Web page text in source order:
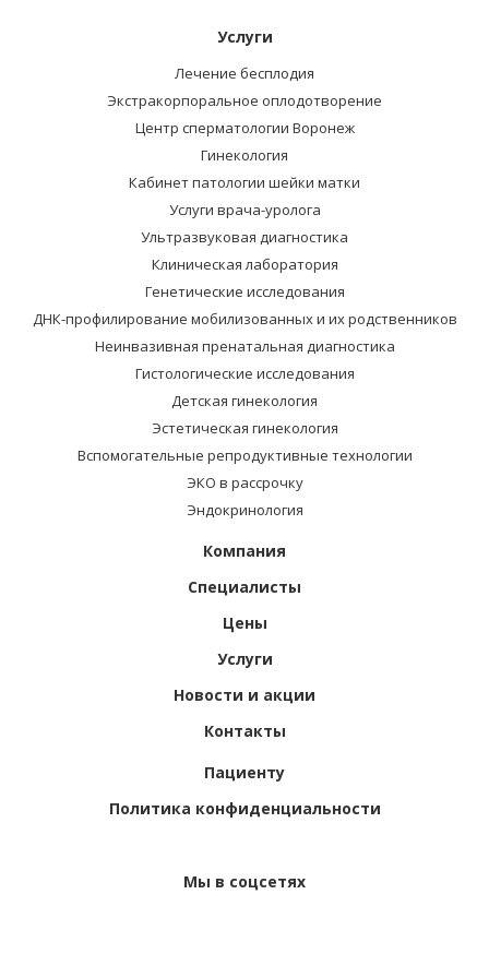
Услуги
Лечение бесплодия
Экстракорпоральное оплодотворение
Центр сперматологии Воронеж
Гинекология
Кабинет патологии шейки матки
Услуги врача-уролога
Ультразвуковая диагностика
Клиническая лаборатория
Генетические исследования
ДНК-профилирование мобилизованных и их родственников
Неинвазивная пренатальная диагностика
Гистологические исследования
Детская гинекология
Эстетическая гинекология
Вспомогательные репродуктивные технологии
ЭКО в рассрочку
Эндокринология
Компания
Специалисты
Цены
Услуги
Новости и акции
Контакты
Пациенту
Политика конфиденциальности
Мы в соцсетях